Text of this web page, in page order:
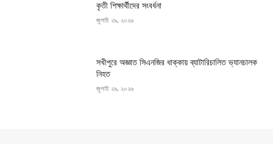
কৃতী শিক্ষার্থীদের সংবর্ধনা
জুলাই ২৯, ২০২৬
সখীপুরে অজ্ঞাত সিএনজির ধাক্কায় ব্যাটারিচালিত ভ্যানচালক
নিহত
জুলাই ২৯, ২০২৬